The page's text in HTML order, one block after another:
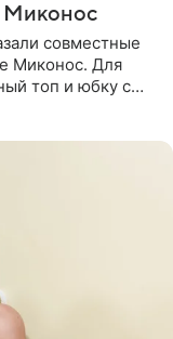
Миконос
совместные
Миконос. Для
топ и юбку с